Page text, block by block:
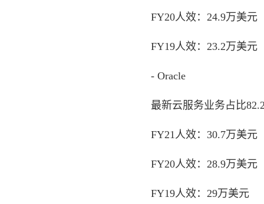
FY20人效：24.9万美元
FY19人效：23.2万美元
- Oracle
最新云服务业务占比
FY21人效：30.7万美元
FY20人效：28.9万美元
FY19人效：29万美元